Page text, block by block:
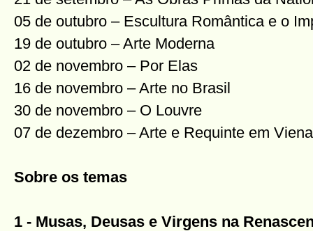
05 de outubro – Escultura Romântica e o
19 de outubro – Arte Moderna
02 de novembro – Por Elas
16 de novembro – Arte no Brasil
30 de novembro – O Louvre
07 de dezembro – Arte e Requinte em Viena
Sobre os temas
1 - Musas, Deusas e Virgens na